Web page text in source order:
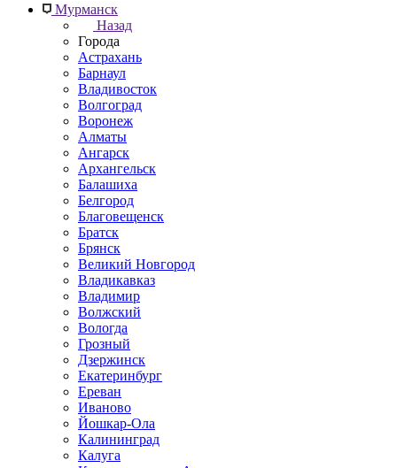
Мурманск
Назад
Города
Астрахань
Барнаул
Владивосток
Волгоград
Воронеж
Алматы
Ангарск
Архангельск
Балашиха
Белгород
Благовещенск
Братск
Брянск
Великий Новгород
Владикавказ
Владимир
Волжский
Вологда
Грозный
Дзержинск
Екатеринбург
Ереван
Иваново
Йошкар-Ола
Калининград
Калуга